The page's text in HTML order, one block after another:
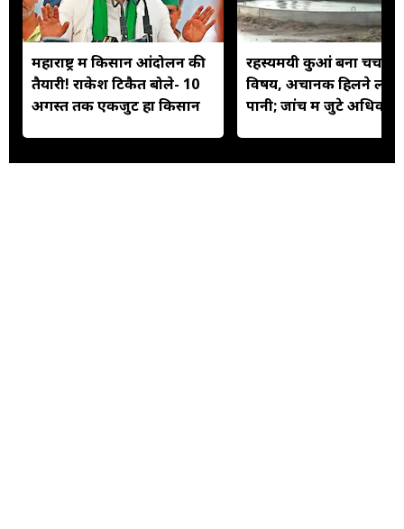
महाराष्ट्र में किसान आंदोलन की
तैयारी! राकेश टिकैत बोले- 10
अगस्त तक एकजुट हों किसान
रहस्यमयी कुआं बना चर्चा
विषय, अचानक हिलने लगा
पानी; जांच में जुटे अधिकारी